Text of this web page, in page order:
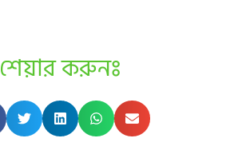
শেয়ার করুনঃ